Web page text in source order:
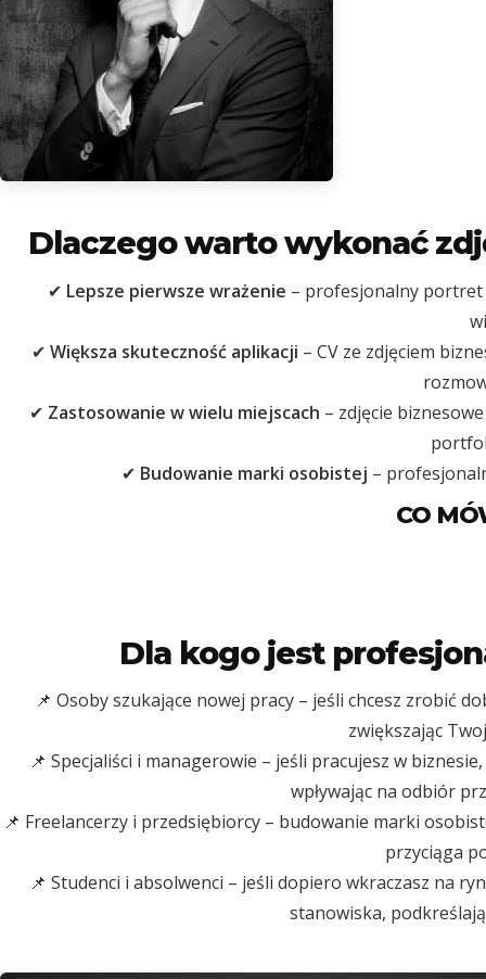
Dlaczego warto wykonać
✔ Lepsze pierwsze wrażenie – profesjonalny portret
✔ Większa skuteczność aplikacji – CV ze zdjęciem
✔ Zastosowanie w wielu miejscach – zdjęcie
✔ Budowanie marki osobistej –
CO
Dla kogo jest
📌 Osoby szukające nowej pracy – jeśli chcesz zrobić
zwiększając
📌 Specjaliści i managerowie – jeśli pracujesz w
wpływając na odbiór
📌 Freelancerzy i przedsiębiorcy – budowanie marki
przyciąga
📌 Studenci i absolwenci – jeśli dopiero wkraczasz na
stanowiska,